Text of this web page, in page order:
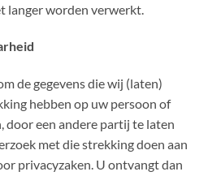
langer worden verwerkt.
de gegevens die wij (laten)
hebben op uw persoon of
door een andere partij te laten
met die strekking doen aan
privacyzaken. U ontvangt dan